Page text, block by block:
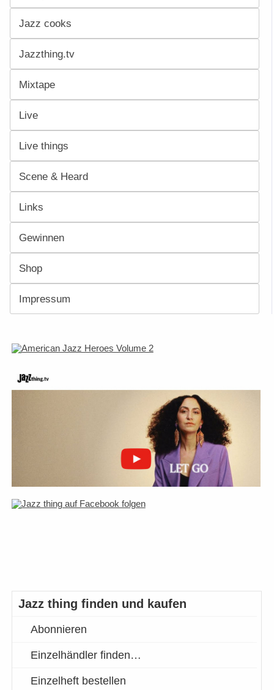
Jazz cooks
Jazzthing.tv
Mixtape
Live
Live things
Scene & Heard
Links
Gewinnen
Shop
Impressum
Jazz thing finden und kaufen
Abonnieren
Einzelhändler finden…
Einzelheft bestellen